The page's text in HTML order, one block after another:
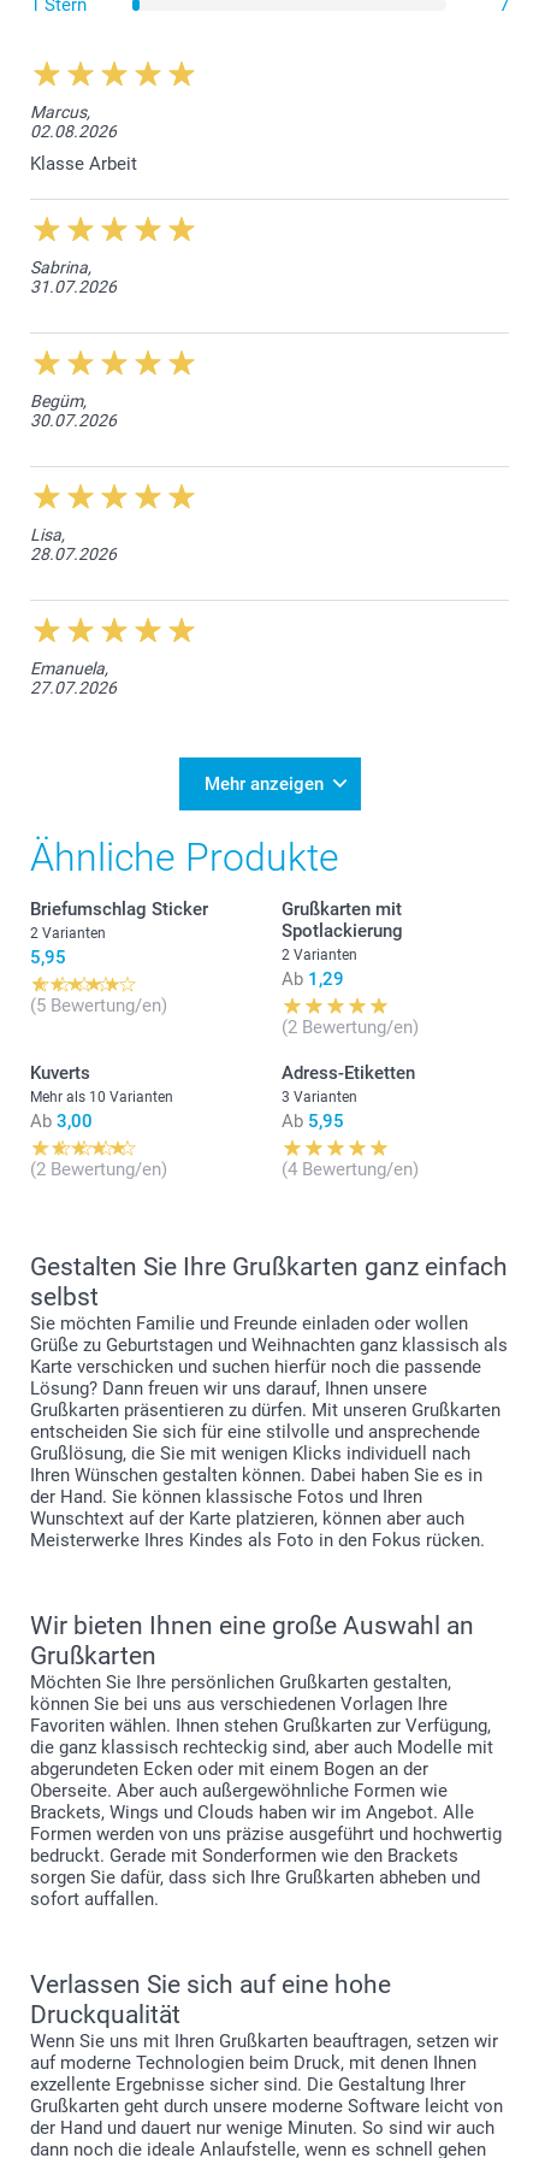
Glitzerndes Papier 120 g
Glitzernd Weiss
Glitzernd Silber
Glitzernd Gold
1 Stern
7
Marcus,
02.08.2026
Klasse Arbeit
Sabrina,
31.07.2026
Begüm,
30.07.2026
Lisa,
28.07.2026
Emanuela,
27.07.2026
Mehr anzeigen
Ähnliche Produkte
Briefumschlag Sticker
2 Varianten
5,95
(5 Bewertung/en)
Grußkarten mit
Spotlackierung
2 Varianten
Ab 1,29
(2 Bewertung/en)
Kuverts
Mehr als 10 Varianten
Ab 3,00
(2 Bewertung/en)
Adress-Etiketten
3 Varianten
Ab 5,95
(4 Bewertung/en)
Gestalten Sie Ihre Grußkarten ganz einfach
selbst
Sie möchten Familie und Freunde einladen oder wollen
Grüße zu Geburtstagen und Weihnachten ganz klassisch als
Karte verschicken und suchen hierfür noch die passende
Lösung? Dann freuen wir uns darauf, Ihnen unsere
Grußkarten präsentieren zu dürfen. Mit unseren Grußkarten
entscheiden Sie sich für eine stilvolle und ansprechende
Grußlösung, die Sie mit wenigen Klicks individuell nach
Ihren Wünschen gestalten können. Dabei haben Sie es in
der Hand. Sie können klassische Fotos und Ihren
Wunschtext auf der Karte platzieren, können aber auch
Meisterwerke Ihres Kindes als Foto in den Fokus rücken.
Wir bieten Ihnen eine große Auswahl an
Grußkarten
Möchten Sie Ihre persönlichen Grußkarten gestalten,
können Sie bei uns aus verschiedenen Vorlagen Ihre
Favoriten wählen. Ihnen stehen Grußkarten zur Verfügung,
die ganz klassisch rechteckig sind, aber auch Modelle mit
abgerundeten Ecken oder mit einem Bogen an der
Oberseite. Aber auch außergewöhnliche Formen wie
Brackets, Wings und Clouds haben wir im Angebot. Alle
Formen werden von uns präzise ausgeführt und hochwertig
bedruckt. Gerade mit Sonderformen wie den Brackets
sorgen Sie dafür, dass sich Ihre Grußkarten abheben und
sofort auffallen.
Verlassen Sie sich auf eine hohe
Druckqualität
Wenn Sie uns mit Ihren Grußkarten beauftragen, setzen wir
auf moderne Technologien beim Druck, mit denen Ihnen
exzellente Ergebnisse sicher sind. Die Gestaltung Ihrer
Grußkarten geht durch unsere moderne Software leicht von
der Hand und dauert nur wenige Minuten. So sind wir auch
dann noch die ideale Anlaufstelle, wenn es schnell gehen